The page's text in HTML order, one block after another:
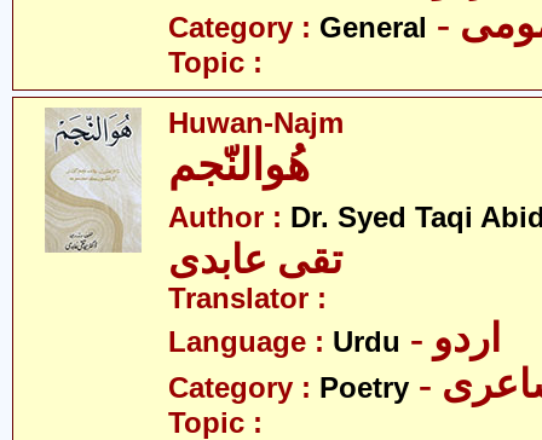
Category : General
Topic :
Huwan-Najm
ھُوالنّجم
Author : Dr. Syed Taqi
تقی عابدی
Translator :
Language : Urdu - اردو
Category : Poetry
Topic :